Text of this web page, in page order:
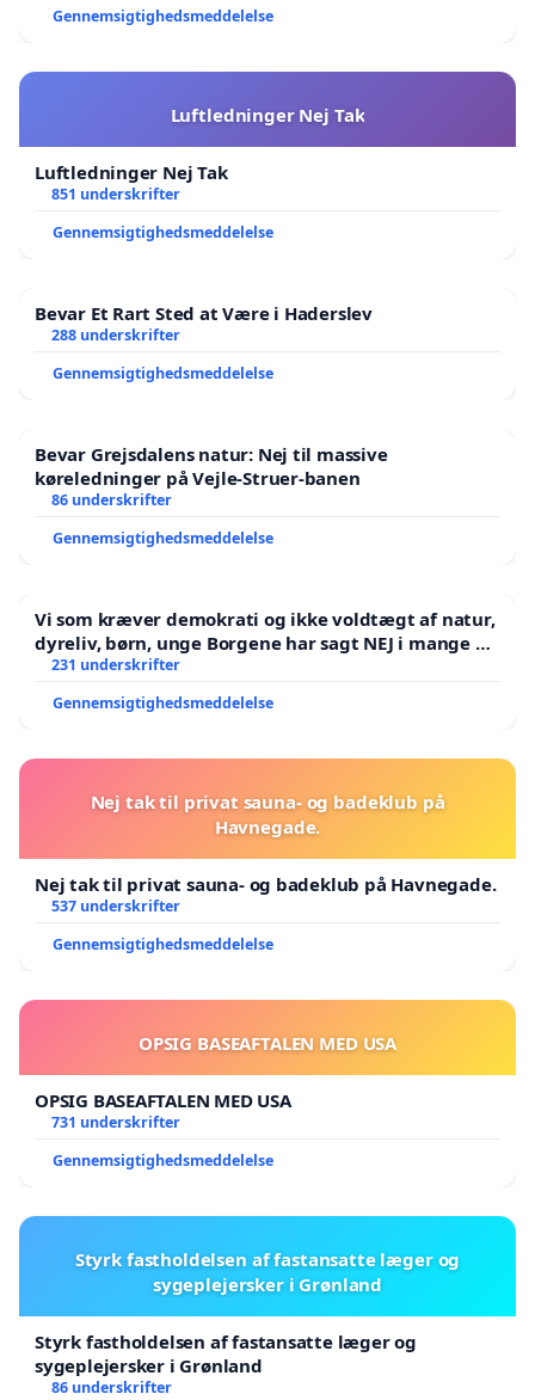
Gennemsigtighedsmeddelelse
Luftledninger Nej Tak
Luftledninger Nej Tak
851 underskrifter
Gennemsigtighedsmeddelelse
Bevar Et Rart Sted at Være i Haderslev
288 underskrifter
Gennemsigtighedsmeddelelse
Bevar Grejsdalens natur: Nej til massive
køreledninger på Vejle-Struer-banen
86 underskrifter
Gennemsigtighedsmeddelelse
Vi som kræver demokrati og ikke voldtægt af natur,
dyreliv, børn, unge Borgene har sagt NEJ i mange år.
Der er
231 underskrifter
Gennemsigtighedsmeddelelse
Nej tak til privat sauna- og badeklub på
Havnegade.
Nej tak til privat sauna- og badeklub på Havnegade.
537 underskrifter
Gennemsigtighedsmeddelelse
OPSIG BASEAFTALEN MED USA
OPSIG BASEAFTALEN MED USA
731 underskrifter
Gennemsigtighedsmeddelelse
Styrk fastholdelsen af fastansatte læger og
sygeplejersker i Grønland
Styrk fastholdelsen af fastansatte læger og
sygeplejersker i Grønland
86 underskrifter